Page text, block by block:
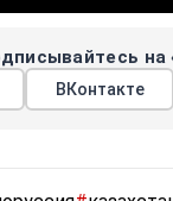
на
ВКонтакте